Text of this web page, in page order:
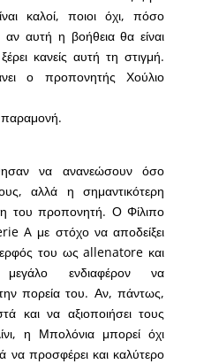
καλοί, ποιοι όχι, πόσο
αυτή η βοήθεια θα είναι
κανείς αυτή τη στιγμή.
ο προπονητής Χούλιο
να ανανεώσουν όσο
αλλά η σημαντικότερη
του προπονητή. Ο Φίλιπο
A με στόχο να αποδείξει
του ως allenatore και
ενδιαφέρον να
πορεία του. Αν, πάντως,
και να αξιοποιήσει τους
η Μπολόνια μπορεί όχι
προσφέρει και καλύτερο